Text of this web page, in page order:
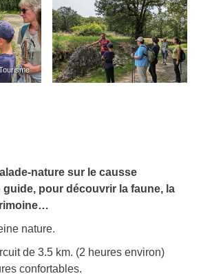
nature sur le causse
guide, pour découvrir la faune, la
nature.
de 3.5 km. (2 heures environ)
confortables.